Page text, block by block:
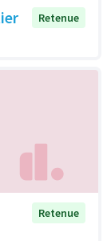
Retenue
Retenue